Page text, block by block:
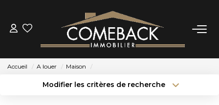
ACHETER
Accueil A louer Maison
Modifier les critères de recherche